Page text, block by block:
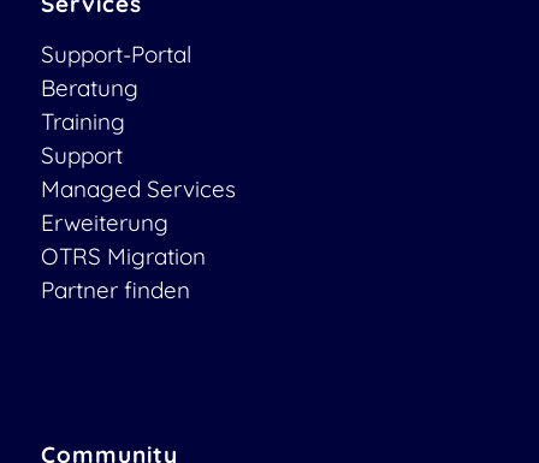
Support-Portal
Beratung
Training
Support
Managed Services
Erweiterung
OTRS Migration
Partner finden
Community